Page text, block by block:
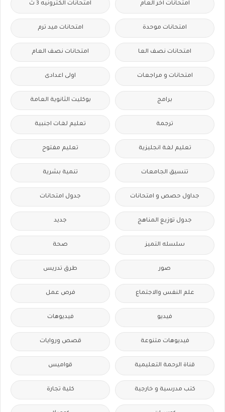
امتحانات اخر العام امتحانات الكترونيه 3 ث
امتحانات موحدة امتحانات ميد ترم
امتحانات نصف العا امتحانات نصف العام
امتحانات و مراجعات اولى اعدادى
برامج بوكليت الثانوية العامة
ترجمة تعليم لغات اجنبية
تعليم لغة انجليزية تعليم مفتوح
تنسيق الجامعات تنمية بشرية
جداول حصص و امتحانات جدول امتحانات
جدول توزيع المناهج جديد
سلسله التميز صحة
صور طرق تدريس
علم النفس والاجتماع فرص عمل
فيديو فيديوهات
فيديوهات متنوعة قصص وروايات
قناة الرحمة التعليمية قواميس
كتب مدرسية و خارجية كلية تجارة